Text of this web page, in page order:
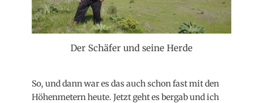
Der Schäfer und seine Herde
So, und dann war es das auch schon fast mit den
Höhenmetern heute. Jetzt geht es bergab und ich